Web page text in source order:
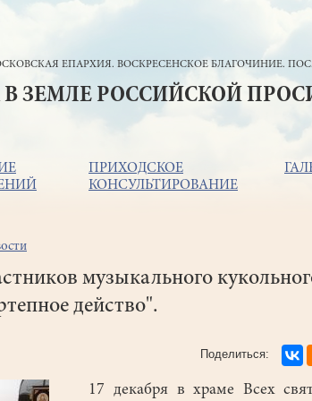
ЕПАРХИЯ. ВОСКРЕСЕНСКОЕ БЛАГОЧИНИЕ.
В ЗЕМЛЕ РОССИЙСКОЙ
ПРИХОДСКОЕ
КОНСУЛЬТИРОВАНИЕ
музыкального
действо".
17 декабря в храме Всех